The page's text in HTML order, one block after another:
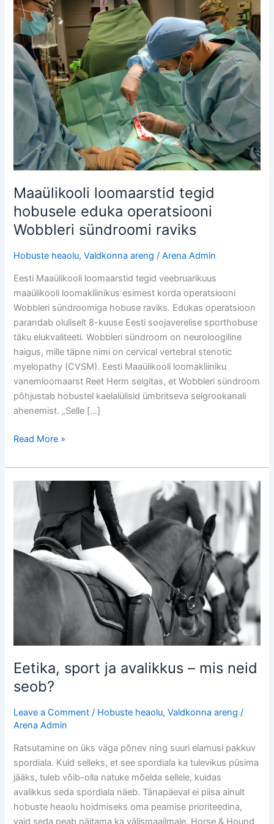
Maaülikooli loomaarstid tegid
hobusele eduka operatsiooni
Wobbleri sündroomi raviks
Hobuste heaolu,Valdkonna areng /Arena Admin
Eesti Maaülikooli loomaarstid tegid veebruarikuus
maaülikooli loomakliinikus esimest korda operatsiooni
Wobbleri sündroomiga hobuse raviks. Edukas operatsioon
parandab oluliselt 8-kuuse Eesti soojaverelise sporthobuse
täku elukvaliteeti. Wobbleri sündroom on neuroloogiline
haigus, mille täpne nimi on cervical vertebral stenotic
myelopathy (CVSM). Eesti Maaülikooli loomakliiniku
vanemloomaarst Reet Herm selgitas, et Wobbleri sündroom
põhjustab hobustel kaelalülisid ümbritseva selgrookanali
ahenemist. „Selle […]
loomaarstid
tegid
hobusele
eduka
operatsiooni
Wobbleri
sündroomi
raviks
Read More »
Eetika, sport ja avalikkus – mis neid
seob?
Leave a Comment / Hobuste heaolu,Valdkonna areng /
Arena Admin
Ratsutamine on üks väga põnev ning suuri elamusi pakkuv
spordiala. Kuid selleks, et see spordiala ka tulevikus püsima
jääks, tuleb võib-olla natuke mõelda sellele, kuidas
avalikkus seda spordiala näeb. Tänapäeval ei piisa ainult
hobuste heaolu hoidmiseks oma peamise prioriteedina,
vaid seda peab näitama ka välismaailmale. Horse & Hound
Eetika,
avalikkus
–
mis
neid